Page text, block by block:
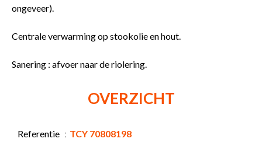
ongeveer).
Centrale verwarming op stookolie en hout.
Sanering : afvoer naar de riolering.
OVERZICHT
Referentie TCY 70808198